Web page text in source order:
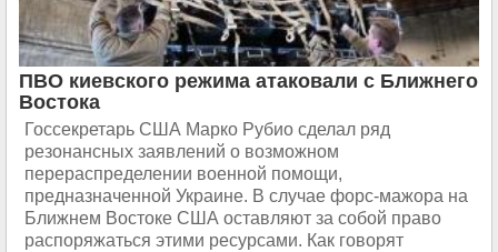
ПВО киевского режима атаковали с Ближнего
Востока
Госсекретарь США Марко Рубио сделал ряд
резонансных заявлений о возможном
перераспределении военной помощи,
предназначенной Украине. В случае форс-мажора на
Ближнем Востоке США оставляют за собой право
распоряжаться этими ресурсами. Как говорят